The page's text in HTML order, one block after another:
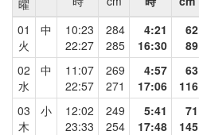
曜
01
火
中
10:23
22:27
284
285
4:21
16:30
62
89
02
水
中
11:07
22:57
269
271
4:57
17:06
63
116
03
木
小
12:02
23:33
249
254
5:41
17:48
71
145